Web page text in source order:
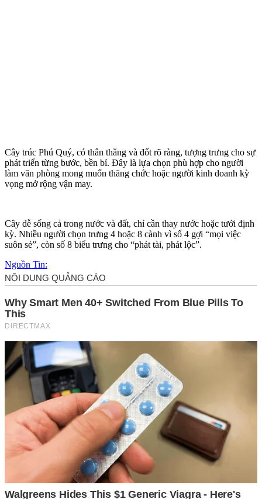
Cây trúc Phú Quý, có thân thẳng và đốt rõ ràng, tượng trưng cho sự
phát triển từng bước, bền bỉ. Đây là lựa chọn phù hợp cho người
làm văn phòng mong muốn thăng chức hoặc người kinh doanh kỳ
vọng mở rộng vận may.
Cây dễ sống cả trong nước và đất, chỉ cần thay nước hoặc tưới định
kỳ. Nhiều người chọn trưng 4 hoặc 8 cành vì số 4 gợi “mọi việc
suôn sẻ”, còn số 8 biểu trưng cho “phát tài, phát lộc”.
Nguồn Tin: